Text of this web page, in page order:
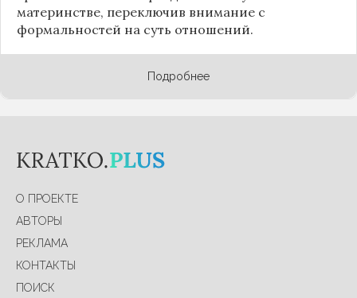
материнстве, переключив внимание с
формальностей на суть отношений.
Подробнее
О ПРОЕКТЕ
АВТОРЫ
РЕКЛАМА
КОНТАКТЫ
ПОИСК